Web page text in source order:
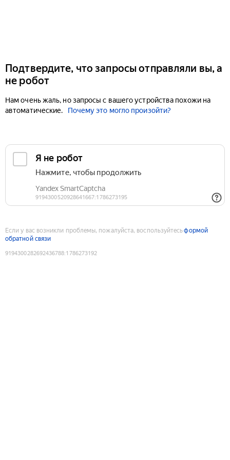
Подтвердите, что запросы отправляли вы, а
не робот
Нам очень жаль, но запросы с вашего устройства похожи на
автоматические.
Почему это могло произойти?
Если у вас возникли проблемы, пожалуйста, воспользуйтесьформой
обратной связи
9194300282692436788:1786273192